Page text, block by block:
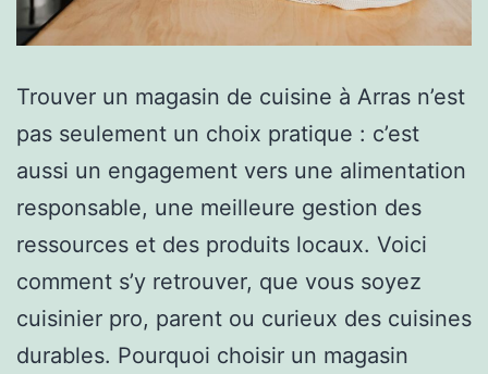
Trouver un magasin de cuisine à Arras n’est
pas seulement un choix pratique : c’est
aussi un engagement vers une alimentation
responsable, une meilleure gestion des
ressources et des produits locaux. Voici
comment s’y retrouver, que vous soyez
cuisinier pro, parent ou curieux des cuisines
durables. Pourquoi choisir un magasin